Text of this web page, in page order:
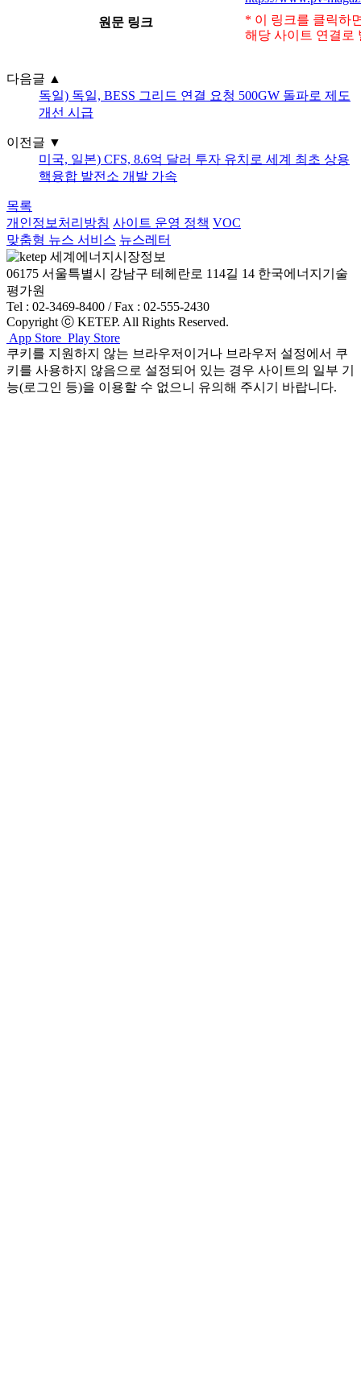
원문 링크
* 이 링크를 클릭하
해당 사이트 연결로
다음글 ▲
독일) 독일, BESS 그리드 연결 요청 500GW 돌파로 제도
개선 시급
이전글 ▼
미국, 일본) CFS, 8.6억 달러 투자 유치로 세계 최초 상용
핵융합 발전소 개발 가속
목록
개인정보처리방침 사이트 운영 정책 VOC
맞춤형 뉴스 서비스 뉴스레터
06175 서울특별시 강남구 테헤란로 114길 14 한국에너지기술
평가원
Tel : 02-3469-8400 / Fax : 02-555-2430
Copyright ⓒ KETEP. All Rights Reserved.
App Store Play Store
쿠키를 지원하지 않는 브라우저이거나 브라우저 설정에서 쿠
키를 사용하지 않음으로 설정되어 있는 경우 사이트의 일부 기
능(로그인 등)을 이용할 수 없으니 유의해 주시기 바랍니다.